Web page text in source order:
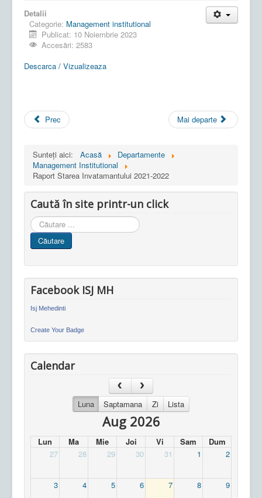
Detalii
Categorie: Management institutional
Publicat: 10 Noiembrie 2023
Accesări: 2583
Descarca / Vizualizeaza
Prec Mai departe
Sunteți aici: Acasă
Departamente
Management Institutional
Raport Starea Invatamantului 2021-2022
Caută în site printr-un click
Cauta
in
site
Căutare
Facebook ISJ MH
Isj Mehedinti
Create Your Badge
Calendar
Luna Saptamana Zi Lista
Aug 2026
Lun Ma Mie Joi Vi Sam
Dum
27
28 29 30 31 1 2
3 4 5 6 7 8 9